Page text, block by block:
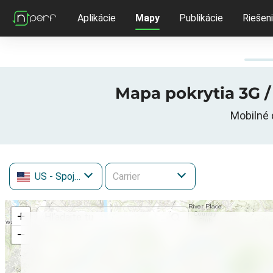
Aplikácie Mapy Publikácie
Mapa pokrytia 3G
Mobilné
US - Spojené štáty
+
−